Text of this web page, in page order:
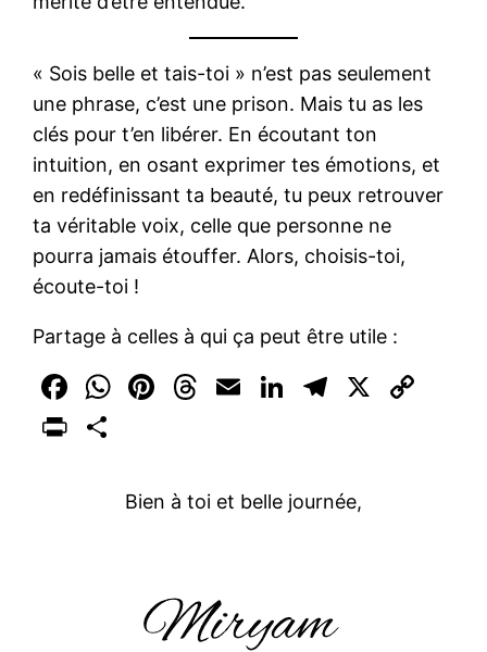
« Sois belle et tais-toi » n’est pas seulement
une phrase, c’est une prison. Mais tu as les
clés pour t’en libérer. En écoutant ton
intuition, en osant exprimer tes émotions, et
en redéfinissant ta beauté, tu peux retrouver
ta véritable voix, celle que personne ne
pourra jamais étouffer. Alors, choisis-toi,
écoute-toi !
Partage à celles à qui ça peut être utile :
Facebook
WhatsApp
Pinterest
Threads
EmailLinkedIn
Telegram
X
Print
Bien à toi et belle journée,